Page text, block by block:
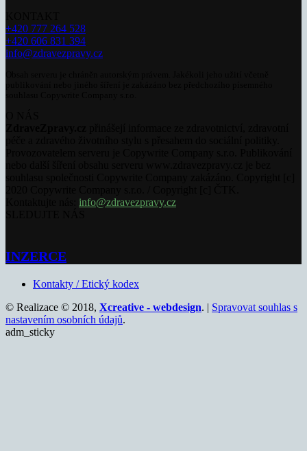
+420 777 264 528
+420 606 831 394
info@zdravezpravy.cz
info@zdravezpravy.cz
INZERCE
Kontakty / Etický kodex
© Realizace © 2018, Xcreative - webdesign. | Spravovat souhlas s
nastavením osobních údajů.
adm_sticky